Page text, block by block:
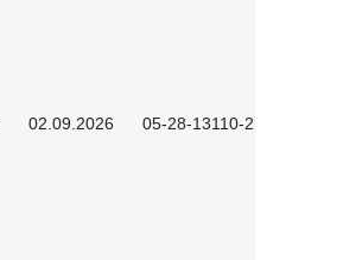
02.09.2026 05-28-13110-2605